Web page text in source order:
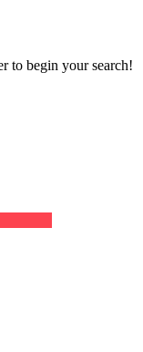
to begin your search!